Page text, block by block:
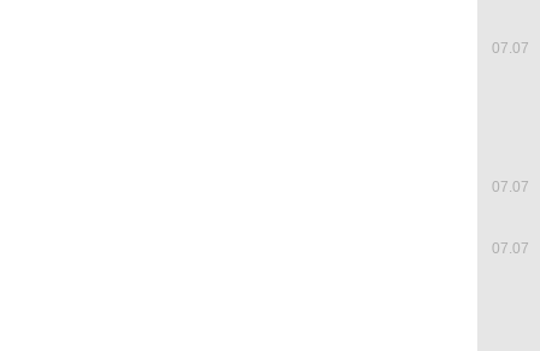
07.07
07.07
07.07